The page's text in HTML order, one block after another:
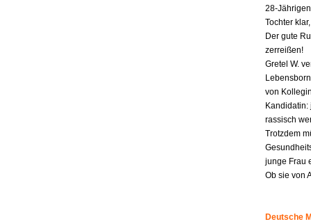
28-
Tochter
Der gute
zerreißen!
Gretel W.
von
rassisch
Trotzdem
junge Frau
Ob sie von
Deutsche